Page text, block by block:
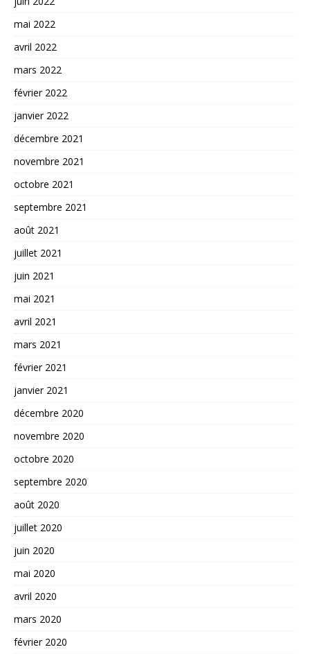
mai 2022
avril 2022
mars 2022
février 2022
janvier 2022
décembre 2021
novembre 2021
octobre 2021
septembre 2021
août 2021
juillet 2021
juin 2021
mai 2021
avril 2021
mars 2021
février 2021
janvier 2021
décembre 2020
novembre 2020
octobre 2020
septembre 2020
août 2020
juillet 2020
juin 2020
mai 2020
avril 2020
mars 2020
février 2020